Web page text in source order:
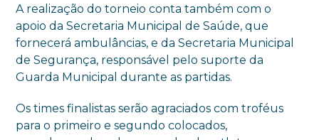
A realização do torneio conta também com o
apoio da Secretaria Municipal de Saúde, que
fornecerá ambulâncias, e da Secretaria Municipal
de Segurança, responsável pelo suporte da
Guarda Municipal durante as partidas.
Os times finalistas serão agraciados com troféus
para o primeiro e segundo colocados,